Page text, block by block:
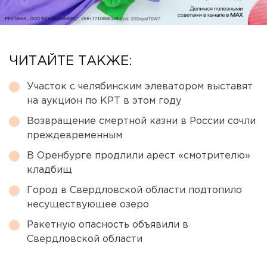
ЧИТАЙТЕ ТАКЖЕ:
Участок с челябинским элеватором выставят
на аукцион по КРТ в этом году
Возвращение смертной казни в России сочли
преждевременным
В Оренбурге продлили арест «смотрителю»
кладбищ
Город в Свердловской области подтопило
несуществующее озеро
Ракетную опасность объявили в
Свердловской области